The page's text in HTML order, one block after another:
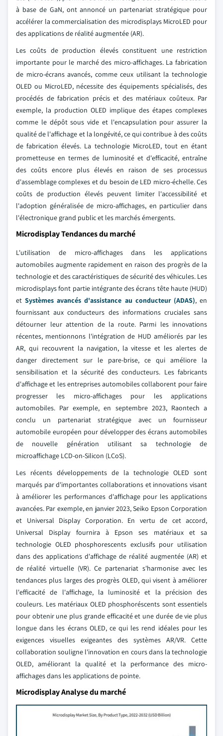
à base de GaN, ont annoncé un partenariat stratégique pour
accélérer la commercialisation des microdisplays MicroLED pour
des applications de réalité augmentée (AR).
Les coûts de production élevés constituent une restriction
importante pour le marché des micro-affichages. La fabrication
de micro-écrans avancés, comme ceux utilisant la technologie
OLED ou MicroLED, nécessite des équipements spécialisés, des
procédés de fabrication précis et des matériaux coûteux. Par
exemple, la production OLED implique des étapes complexes
comme le dépôt sous vide et l'encapsulation pour assurer la
qualité de l'affichage et la longévité, ce qui contribue à des coûts
de fabrication élevés. La technologie MicroLED, tout en étant
prometteuse en termes de luminosité et d'efficacité, entraîne
des coûts encore plus élevés en raison de ses processus
d'assemblage complexes et du besoin de LED micro-échelle. Ces
coûts de production élevés peuvent limiter l'accessibilité et
l'adoption généralisée de micro-affichages, en particulier dans
l'électronique grand public et les marchés émergents.
Microdisplay Tendances du marché
L'utilisation de micro-affichages dans les applications
automobiles augmente rapidement en raison des progrès de la
technologie et des caractéristiques de sécurité des véhicules. Les
microdisplays font partie intégrante des écrans tête haute (HUD)
etSystèmes avancés d'assistance au conducteur (ADAS), en
fournissant aux conducteurs des informations cruciales sans
détourner leur attention de la route. Parmi les innovations
récentes, mentionnons l'intégration de HUD améliorés par les
AR, qui recouvrent la navigation, la vitesse et les alertes de
danger directement sur le pare-brise, ce qui améliore la
sensibilisation et la sécurité des conducteurs. Les fabricants
d'affichage et les entreprises automobiles collaborent pour faire
progresser les micro-affichages pour les applications
automobiles. Par exemple, en septembre 2023, Raontech a
conclu un partenariat stratégique avec un fournisseur
automobile européen pour développer des écrans automobiles
de nouvelle génération utilisant sa technologie de
microaffichage LCD-on-Silicon (LCoS).
Les récents développements de la technologie OLED sont
marqués par d'importantes collaborations et innovations visant
à améliorer les performances d'affichage pour les applications
avancées. Par exemple, en janvier 2023, Seiko Epson Corporation
et Universal Display Corporation. En vertu de cet accord,
Universal Display fournira à Epson ses matériaux et sa
technologie OLED phosphorescents exclusifs pour utilisation
dans des applications d'affichage de réalité augmentée (AR) et
de réalité virtuelle (VR). Ce partenariat s'harmonise avec les
tendances plus larges des progrès OLED, qui visent à améliorer
l'efficacité de l'affichage, la luminosité et la précision des
couleurs. Les matériaux OLED phosphoréscents sont essentiels
pour obtenir une plus grande efficacité et une durée de vie plus
longue dans les écrans OLED, ce qui les rend idéales pour les
exigences visuelles exigeantes des systèmes AR/VR. Cette
collaboration souligne l'innovation en cours dans la technologie
OLED, améliorant la qualité et la performance des micro-
affichages dans les applications de pointe.
Microdisplay Analyse du marché